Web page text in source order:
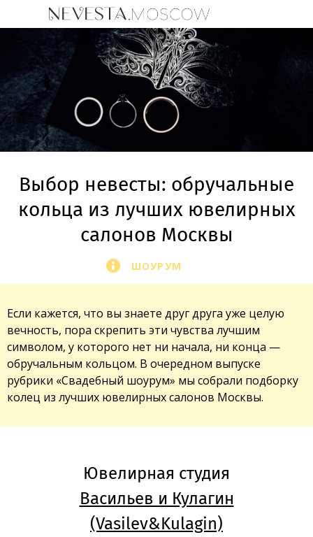
Выбор невесты: обручальные
кольца из лучших ювелирных
салонов Москвы
ШОУРУМ
Если кажется, что вы знаете друг друга уже целую
вечность, пора скрепить эти чувства лучшим
символом, у которого нет ни начала, ни конца —
обручальным кольцом. В очередном выпуске
рубрики «Свадебный шоурум» мы собрали подборку
колец из лучших ювелирных салонов Москвы.
Ювелирная студия
Васильев и Кулагин
(Vasilev&Kulagin)